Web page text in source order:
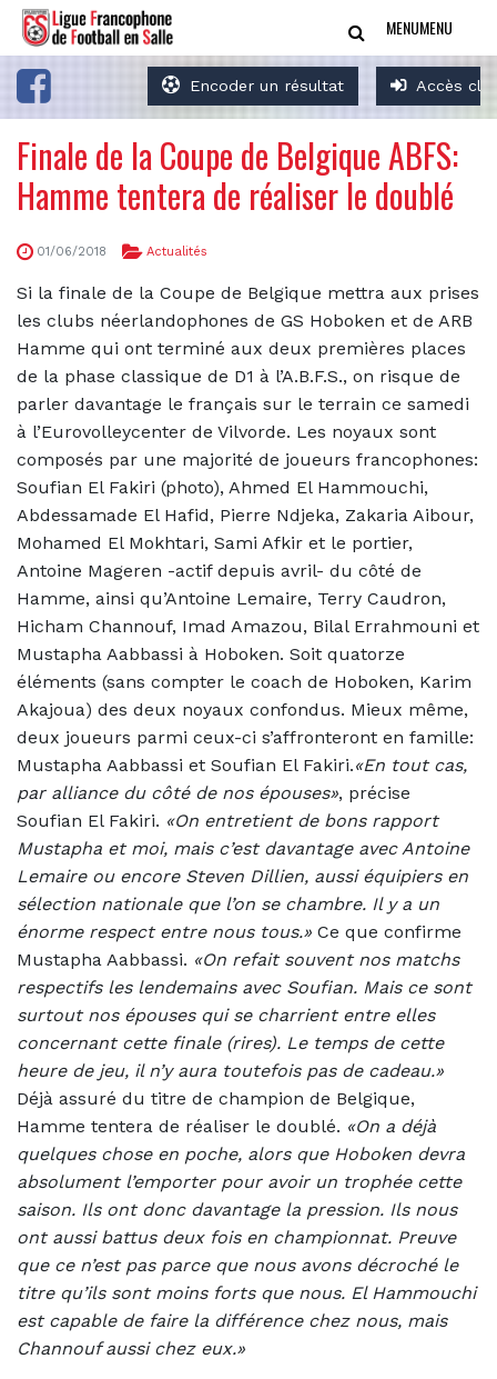
Encoder un résultat Accès
MENUMENU
Finale de la Coupe de Belgique ABFS:
Hamme tentera de réaliser le doublé
01/06/2018 Actualités
Si la finale de la Coupe de Belgique mettra aux prises
les clubs néerlandophones de GS Hoboken et de ARB
Hamme qui ont terminé aux deux premières places
de la phase classique de D1 à l’A.B.F.S., on risque de
parler davantage le français sur le terrain ce samedi
à l’Eurovolleycenter de Vilvorde. Les noyaux sont
composés par une majorité de joueurs francophones:
Soufian El Fakiri (photo), Ahmed El Hammouchi,
Abdessamade El Hafid, Pierre Ndjeka, Zakaria Aibour,
Mohamed El Mokhtari, Sami Afkir et le portier,
Antoine Mageren -actif depuis avril- du côté de
Hamme, ainsi qu’Antoine Lemaire, Terry Caudron,
Hicham Channouf, Imad Amazou, Bilal Errahmouni et
Mustapha Aabbassi à Hoboken. Soit quatorze
éléments (sans compter le coach de Hoboken, Karim
Akajoua) des deux noyaux confondus. Mieux même,
deux joueurs parmi ceux-ci s’affronteront en famille:
Mustapha Aabbassi et Soufian El Fakiri.«En tout cas,
par alliance du côté de nos épouses», précise
Soufian El Fakiri. «On entretient de bons rapport
Mustapha et moi, mais c’est davantage avec Antoine
Lemaire ou encore Steven Dillien, aussi équipiers en
sélection nationale que l’on se chambre. Il y a un
énorme respect entre nous tous.» Ce que confirme
Mustapha Aabbassi. «On refait souvent nos matchs
respectifs les lendemains avec Soufian. Mais ce sont
surtout nos épouses qui se charrient entre elles
concernant cette finale (rires). Le temps de cette
heure de jeu, il n’y aura toutefois pas de cadeau.»
Déjà assuré du titre de champion de Belgique,
Hamme tentera de réaliser le doublé. «On a déjà
quelques chose en poche, alors que Hoboken devra
absolument l’emporter pour avoir un trophée cette
saison. Ils ont donc davantage la pression. Ils nous
ont aussi battus deux fois en championnat. Preuve
que ce n’est pas parce que nous avons décroché le
titre qu’ils sont moins forts que nous. El Hammouchi
est capable de faire la différence chez nous, mais
Channouf aussi chez eux.»